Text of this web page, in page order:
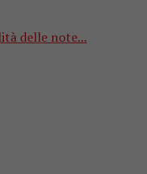
delle note...